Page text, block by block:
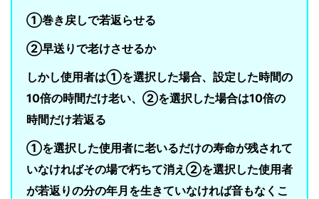
①巻き戻しで若返らせる
②早送りで老けさせるか
しかし使用者は①を選択した場合、設定した時間の
10倍の時間だけ老い、②を選択した場合は10倍の
時間だけ若返る
①を選択した使用者に老いるだけの寿命が残されて
いなければその場で朽ちて消え②を選択した使用者
が若返りの分の年月を生きていなければ音もなくこ